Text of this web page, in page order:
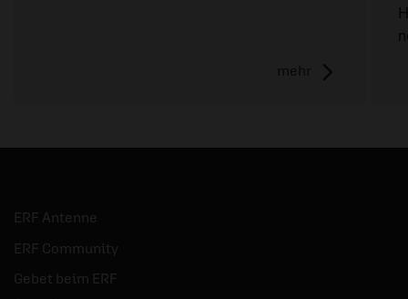
mehr
ERF Antenne
ERF Community
Gebet beim ERF